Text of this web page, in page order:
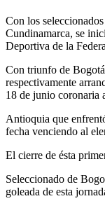
Con los
Cundinamarca, se
Deportiva de la
Con triunfo de
respectivamente
18 de junio coronaria
Antioquia que
fecha venciendo al
El cierre de ésta
Seleccionado de
goleada de esta